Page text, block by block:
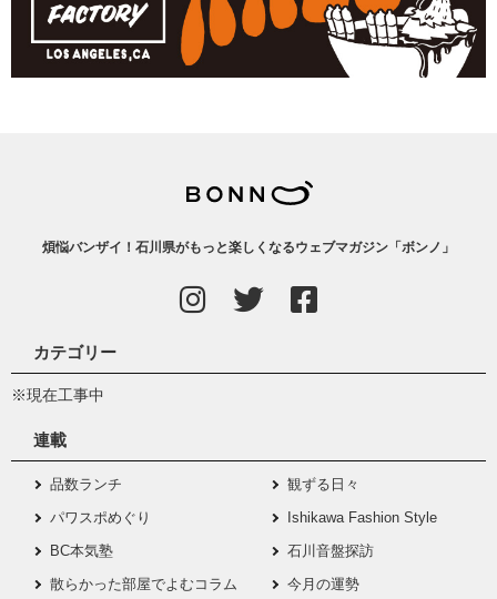
煩悩バンザイ！石川県がもっと楽しくなるウェブマガジン「ボンノ」
カテゴリー
※現在工事中
連載
品数ランチ
観ずる日々
パワスポめぐり
Ishikawa Fashion Style
BC本気塾
石川音盤探訪
散らかった部屋でよむコラム
今月の運勢